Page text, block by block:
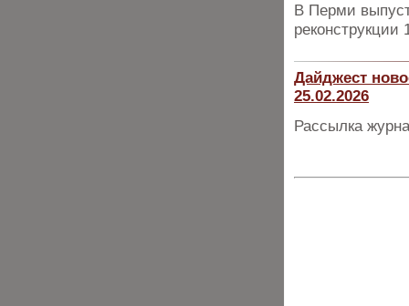
В Перми
реконструкции
Дайджест
25.02.2026
Рассылка